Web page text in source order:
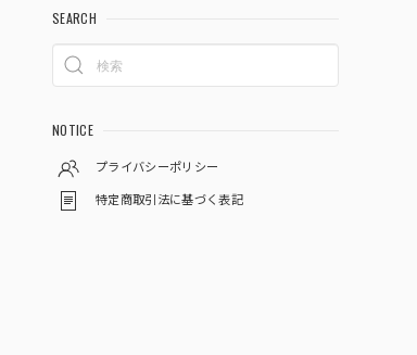
SEARCH
NOTICE
プライバシーポリシー
特定商取引法に基づく表記